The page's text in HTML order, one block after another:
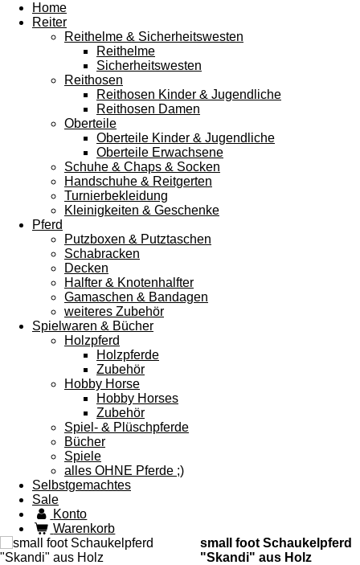
Home
Reiter
Reithelme & Sicherheitswesten
Reithelme
Sicherheitswesten
Reithosen
Reithosen Kinder & Jugendliche
Reithosen Damen
Oberteile
Oberteile Kinder & Jugendliche
Oberteile Erwachsene
Schuhe & Chaps & Socken
Handschuhe & Reitgerten
Turnierbekleidung
Kleinigkeiten & Geschenke
Pferd
Putzboxen & Putztaschen
Schabracken
Decken
Halfter & Knotenhalfter
Gamaschen & Bandagen
weiteres Zubehör
Spielwaren & Bücher
Holzpferd
Holzpferde
Zubehör
Hobby Horse
Hobby Horses
Zubehör
Spiel- & Plüschpferde
Bücher
Spiele
alles OHNE Pferde ;)
Selbstgemachtes
Sale
Konto
Warenkorb
small foot Schaukelpferd
"Skandi" aus Holz